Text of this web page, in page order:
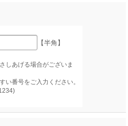
【半角】
しあげる場合がございま
い番号をご入力ください。